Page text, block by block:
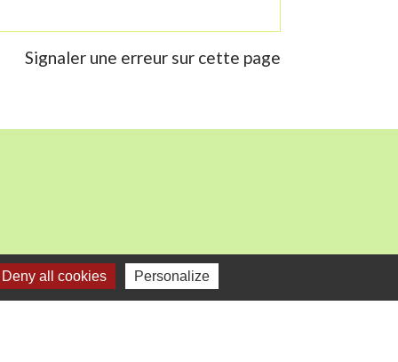
Signaler une erreur sur cette page
Deny all cookies Personalize